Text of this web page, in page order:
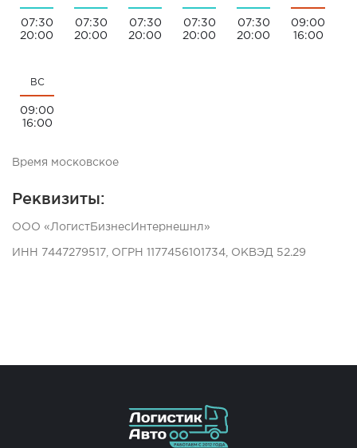
07:30
20:00
07:30
20:00
07:30
20:00
07:30
20:00
07:30
20:00
09:00
16:00
ВС
09:00
16:00
Время московское
Реквизиты:
ООО «ЛогистБизнесИнтернешнл»
ИНН 7447279517, ОГРН 1177456101734, ОКВЭД 52.29